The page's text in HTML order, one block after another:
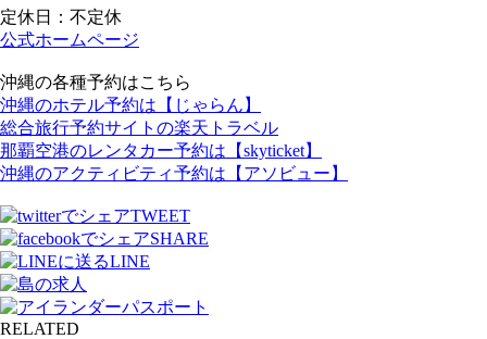
定休日：不定休
公式ホームページ
沖縄の各種予約はこちら
沖縄のホテル予約は【じゃらん】
総合旅行予約サイトの楽天トラベル
那覇空港のレンタカー予約は【skyticket】
沖縄のアクティビティ予約は【アソビュー】
TWEET
SHARE
LINE
RELATED